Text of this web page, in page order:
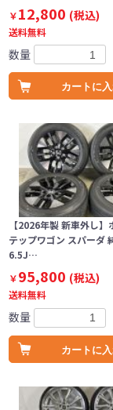
￥12,800 (税込)
送料無料
数量
カートに
【2026年製 新車外し】
テップワゴン スパーダ
6.5J…
￥95,800 (税込)
送料無料
数量
カートに